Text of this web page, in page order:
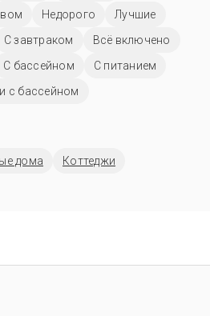
Недорого
Лучшие
С завтраком
Всё включено
C бассейном
С питанием
с бассейном
дома
Коттеджи